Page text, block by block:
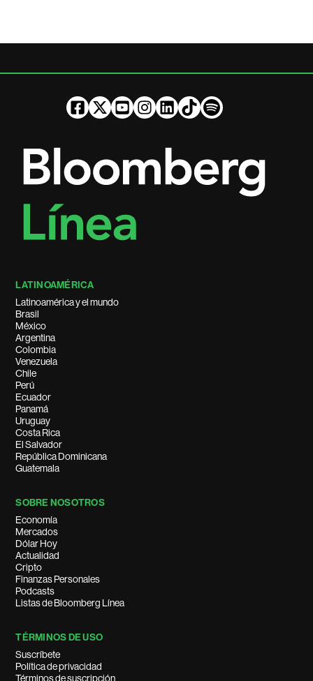
LATINOAMÉRICA
Latinoamérica y el mundo
Brasil
México
Argentina
Colombia
Venezuela
Chile
Perú
Ecuador
Panamá
Uruguay
Costa Rica
El Salvador
República Dominicana
Guatemala
SOBRE NOSOTROS
Economía
Mercados
Dólar Hoy
Actualidad
Cripto
Finanzas Personales
Podcasts
Listas de Bloomberg Línea
TÉRMINOS DE USO
Suscríbete
Política de privacidad
Términos de suscripción